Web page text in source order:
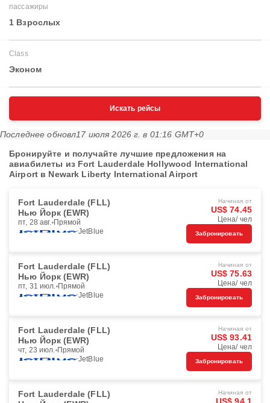
пассажиры
1 Взрослых
Class
Эконом
Искать рейсы
Последнее обновл17 июля 2026 г. в 01:16 GMT+0
Бронируйте и получайте лучшие предложения на
авиабилеты из Fort Lauderdale Hollywood International
Airport в Newark Liberty International Airport
Fort Lauderdale (FLL)
Нью Йорк (EWR)
пт, 28 авг. Прямой
JetBlue
Начиная от
US$ 74.45
Цена/ чел
Забронировать
Fort Lauderdale (FLL)
Нью Йорк (EWR)
пт, 31 июл. Прямой
JetBlue
Начиная от
US$ 75.63
Цена/ чел
Забронировать
Fort Lauderdale (FLL)
Нью Йорк (EWR)
чт, 23 июл. Прямой
JetBlue
Начиная от
US$ 93.41
Цена/ чел
Забронировать
Fort Lauderdale (FLL)
Начиная от